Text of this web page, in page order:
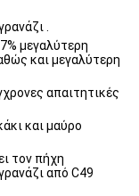
.
μεγαλύτερη
και μεγαλύτερη
απαιτητικές
και μαύρο
τον πήχη
από C49